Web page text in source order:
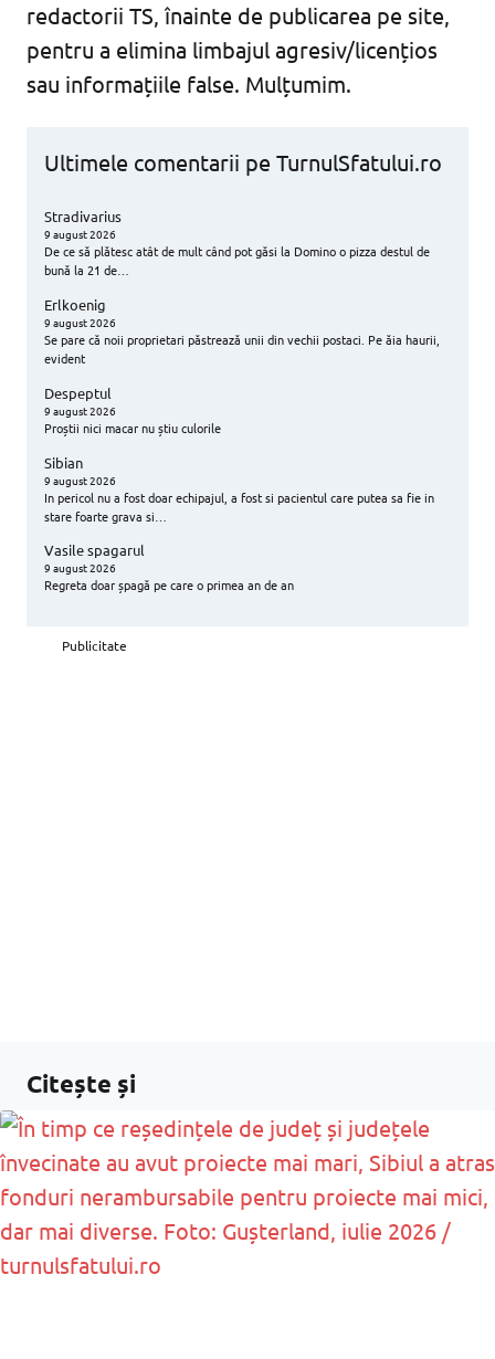
redactorii TS, înainte de publicarea pe site,
pentru a elimina limbajul agresiv/licențios
sau informațiile false. Mulțumim.
Ultimele comentarii pe TurnulSfatului.ro
Stradivarius
9 august 2026
De ce să plătesc atât de mult când pot găsi la Domino o pizza destul de
bună la 21 de…
Erlkoenig
9 august 2026
Se pare că noii proprietari păstrează unii din vechii postaci. Pe ăia haurii,
evident
Despeptul
9 august 2026
Proștii nici macar nu știu culorile
Sibian
9 august 2026
In pericol nu a fost doar echipajul, a fost si pacientul care putea sa fie in
stare foarte grava si…
Vasile spagarul
9 august 2026
Regreta doar șpagă pe care o primea an de an
Publicitate
Citește și